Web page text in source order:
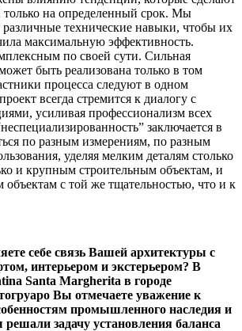
только на определенный срок. Мы
различные технические навыки, чтобы их
максимальную эффективность.
по своей сути. Сильная
быть реализована только в том
процесса следуют в одном
всегда стремится к диалогу с
усиливая профессионализм всех
заключается в
по разным измерениям, по разным
уделяя мелким деталям столько
и крупным строительным объектам, и
объектам с той же тщательностью, что и к
себе связь Вашей архитектуры с
интерьером и экстерьером? В
Santa Margherita в городе
Вы отмечаете уважение к
промышленного наследия и
задачу установления баланса